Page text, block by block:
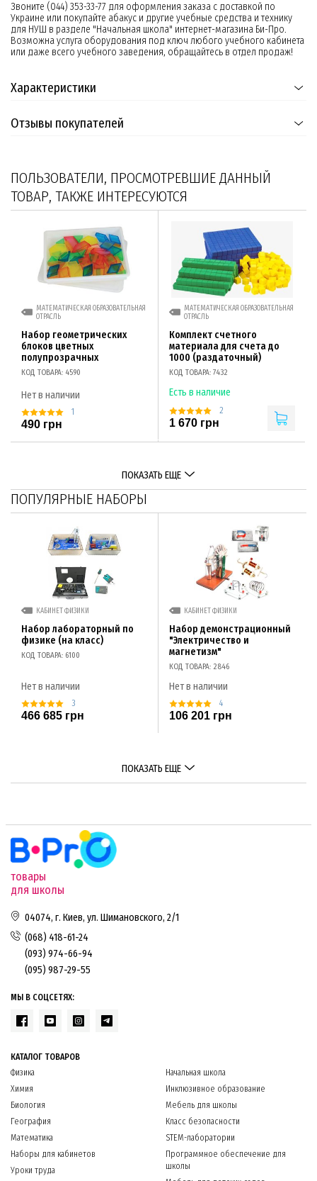
Звоните (044) 353-33-77 для оформления заказа с доставкой по
Украине или покупайте абакус и другие учебные средства и технику
для НУШ в разделе "Начальная школа" интернет-магазина Би-Про.
Возможна услуга оборудования под ключ любого учебного кабинета
или даже всего учебного заведения, обращайтесь в отдел продаж!
Характеристики
Отзывы покупателей
ПОЛЬЗОВАТЕЛИ, ПРОСМОТРЕВШИЕ ДАННЫЙ
ТОВАР, ТАКЖЕ ИНТЕРЕСУЮТСЯ
МАТЕМАТИЧЕСКАЯ ОБРАЗОВАТЕЛЬНАЯ
ОТРАСЛЬ
Набор геометрических
блоков цветных
полупрозрачных
КОД ТОВАРА: 4590
Нет в наличии
1
490 грн
МАТЕМАТИЧЕСКАЯ ОБРАЗОВАТЕЛЬНАЯ
ОТРАСЛЬ
Комплект счетного
материала для счета до
1000 (раздаточный)
КОД ТОВАРА: 7432
Есть в наличие
2
1 670 грн
ПОКАЗАТЬ ЕЩЕ
ПОПУЛЯРНЫЕ НАБОРЫ
КАБИНЕТ ФИЗИКИ
Набор лабораторный по
физике (на класс)
КОД ТОВАРА: 6100
Нет в наличии
3
466 685 грн
КАБИНЕТ ФИЗИКИ
Набор демонстрационный
"Электричество и
магнетизм"
КОД ТОВАРА: 2846
Нет в наличии
4
106 201 грн
ПОКАЗАТЬ ЕЩЕ
товары
для школы
04074, г. Киев, ул. Шимановского, 2/1
(068) 418-61-24
(093) 974-66-94
(095) 987-29-55
МЫ В СОЦСЕТЯХ:
КАТАЛОГ ТОВАРОВ
Физика
Химия
Биология
География
Математика
Наборы для кабинетов
Уроки труда
Начальная школа
Инклюзивное образование
Мебель для школы
Класс безопасности
STEM-лаборатории
Программное обеспечение для
школы